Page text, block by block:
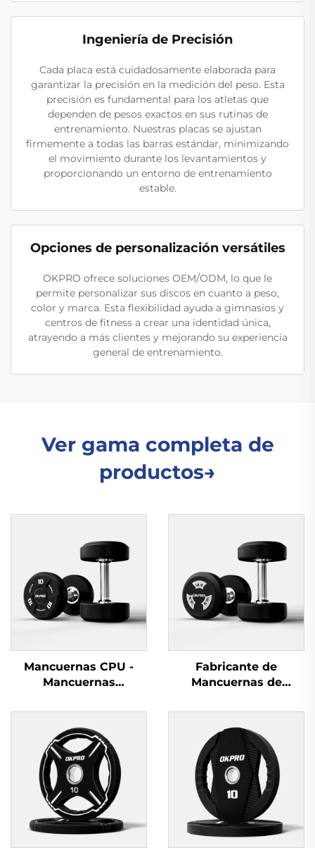
Ingeniería de Precisión
Cada placa está cuidadosamente elaborada para
garantizar la precisión en la medición del peso. Esta
precisión es fundamental para los atletas que
dependen de pesos exactos en sus rutinas de
entrenamiento. Nuestras placas se ajustan
firmemente a todas las barras estándar, minimizando
el movimiento durante los levantamientos y
proporcionando un entorno de entrenamiento
estable.
Opciones de personalización versátiles
OKPRO ofrece soluciones OEM/ODM, lo que le
permite personalizar sus discos en cuanto a peso,
color y marca. Esta flexibilidad ayuda a gimnasios y
centros de fitness a crear una identidad única,
atrayendo a más clientes y mejorando su experiencia
general de entrenamiento.
Ver gama completa de
productos→
Mancuernas CPU -
Mancuernas
para Uso Comercial
Fabricante de
Mancuernas de
Equipamiento de
Fitness Personalizado
OEM/ODM